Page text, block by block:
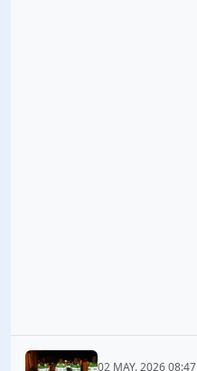
02 MAY. 2026 08:47